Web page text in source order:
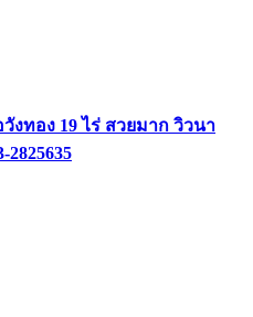
ทอง 19 ไร่ สวยมาก วิวนา
2825635